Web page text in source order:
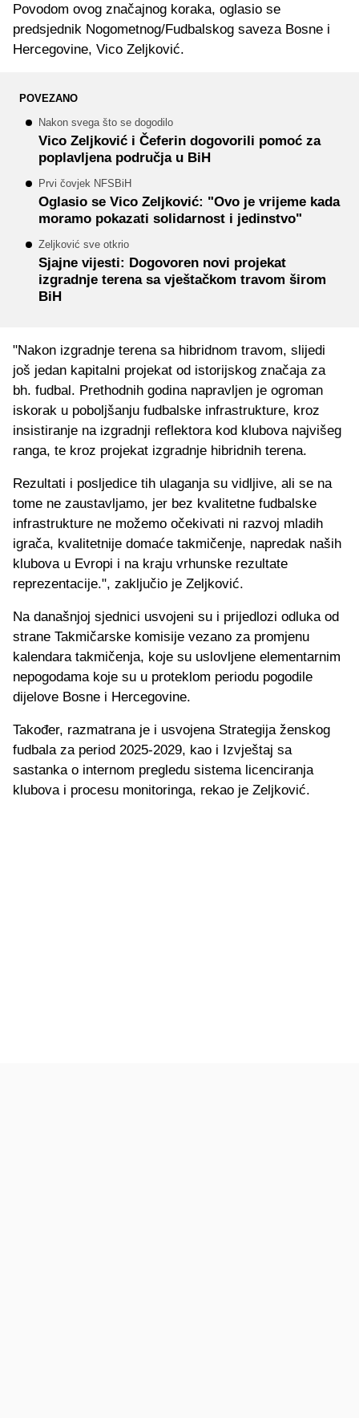
Povodom ovog značajnog koraka, oglasio se
predsjednik Nogometnog/Fudbalskog saveza Bosne i
Hercegovine, Vico Zeljković.
POVEZANO
Nakon svega što se dogodilo
Vico Zeljković i Čeferin dogovorili pomoć za
poplavljena područja u BiH
Prvi čovjek NFSBiH
Oglasio se Vico Zeljković: "Ovo je vrijeme kada
moramo pokazati solidarnost i jedinstvo"
Zeljković sve otkrio
Sjajne vijesti: Dogovoren novi projekat
izgradnje terena sa vještačkom travom širom
BiH
"Nakon izgradnje terena sa hibridnom travom, slijedi
još jedan kapitalni projekat od istorijskog značaja za
bh. fudbal. Prethodnih godina napravljen je ogroman
iskorak u poboljšanju fudbalske infrastrukture, kroz
insistiranje na izgradnji reflektora kod klubova najvišeg
ranga, te kroz projekat izgradnje hibridnih terena.
Rezultati i posljedice tih ulaganja su vidljive, ali se na
tome ne zaustavljamo, jer bez kvalitetne fudbalske
infrastrukture ne možemo očekivati ni razvoj mladih
igrača, kvalitetnije domaće takmičenje, napredak naših
klubova u Evropi i na kraju vrhunske rezultate
reprezentacije.", zaključio je Zeljković.
Na današnjoj sjednici usvojeni su i prijedlozi odluka od
strane Takmičarske komisije vezano za promjenu
kalendara takmičenja, koje su uslovljene elementarnim
nepogodama koje su u proteklom periodu pogodile
dijelove Bosne i Hercegovine.
Također, razmatrana je i usvojena Strategija ženskog
fudbala za period 2025-2029, kao i Izvještaj sa
sastanka o internom pregledu sistema licenciranja
klubova i procesu monitoringa, rekao je Zeljković.